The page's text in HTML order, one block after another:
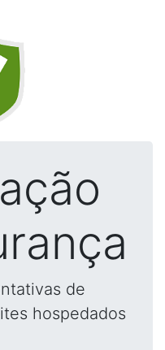
de
hospedados